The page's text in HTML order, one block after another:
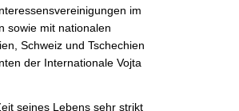
im
sowie mit nationalen
Schweiz und Tschechien
der Internationale Vojta
seines Lebens sehr strikt